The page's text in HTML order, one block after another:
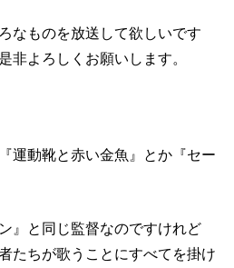
なものを放送して欲しいです
非よろしくお願いします。
運動靴と赤い金魚』とか『セー
』と同じ監督なのですけれど
たちが歌うことにすべてを掛け